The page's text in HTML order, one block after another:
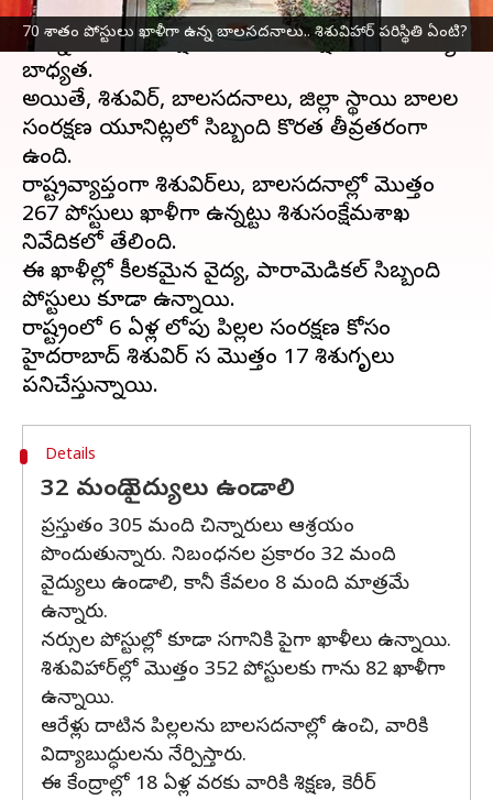
70 శాతం పోస్టులు ఖాళీగా ఉన్న బాలసదనాలు.. శిశువిహార్‌ పరిస్థితి ఏంటి?
అసహాయ పరిస్థితుల్లో ఉన్న, అనాథలుగా విడిచిపెట్టిన
చిన్నారులను సంరక్షించడం శిశు సంక్షేమశాఖ ముఖ్య
బాధ్యత.
అయితే, శిశువిహార్‌, బాలసదనాలు, జిల్లా స్థాయి బాలల
సంరక్షణ యూనిట్లలో సిబ్బంది కొరత తీవ్రతరంగా
ఉంది.
రాష్ట్రవ్యాప్తంగా శిశువిహార్‌లు, బాలసదనాల్లో మొత్తం
267 పోస్టులు ఖాళీగా ఉన్నట్టు శిశుసంక్షేమశాఖ
నివేదికలో తేలింది.
ఈ ఖాళీల్లో కీలకమైన వైద్య, పారామెడికల్‌ సిబ్బంది
పోస్టులు కూడా ఉన్నాయి.
రాష్ట్రంలో 6 ఏళ్ల లోపు పిల్లల సంరక్షణ కోసం
హైదరాబాద్‌ శిశువిహార్‌ సహా మొత్తం 17 శిశుగృహాలు
Details
32 మంది వైద్యులు ఉండాలి
ప్రస్తుతం 305 మంది చిన్నారులు ఆశ్రయం
పొందుతున్నారు. నిబంధనల ప్రకారం 32 మంది
వైద్యులు ఉండాలి, కానీ కేవలం 8 మంది మాత్రమే
ఉన్నారు.
నర్సుల పోస్టుల్లో కూడా సగానికి పైగా ఖాళీలు ఉన్నాయి.
శిశువిహార్‌ల్లో మొత్తం 352 పోస్టులకు గాను 82 ఖాళీగా
ఉన్నాయి.
ఆరేళ్లు దాటిన పిల్లలను బాలసదనాల్లో ఉంచి, వారికి
విద్యాబుద్ధులను నేర్పిస్తారు.
ఈ కేంద్రాల్లో 18 ఏళ్ల వరకు వారికి శిక్షణ, కెరీర్‌